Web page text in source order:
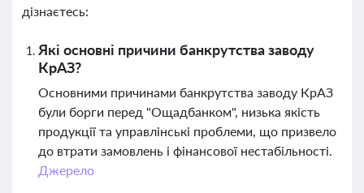
дізнаєтесь:
Які основні причини банкрутства заводу
КрАЗ?
Основними причинами банкрутства заводу КрАЗ
були борги перед "Ощадбанком", низька якість
продукції та управлінські проблеми, що призвело
до втрати замовлень і фінансової нестабільності.
Джерело